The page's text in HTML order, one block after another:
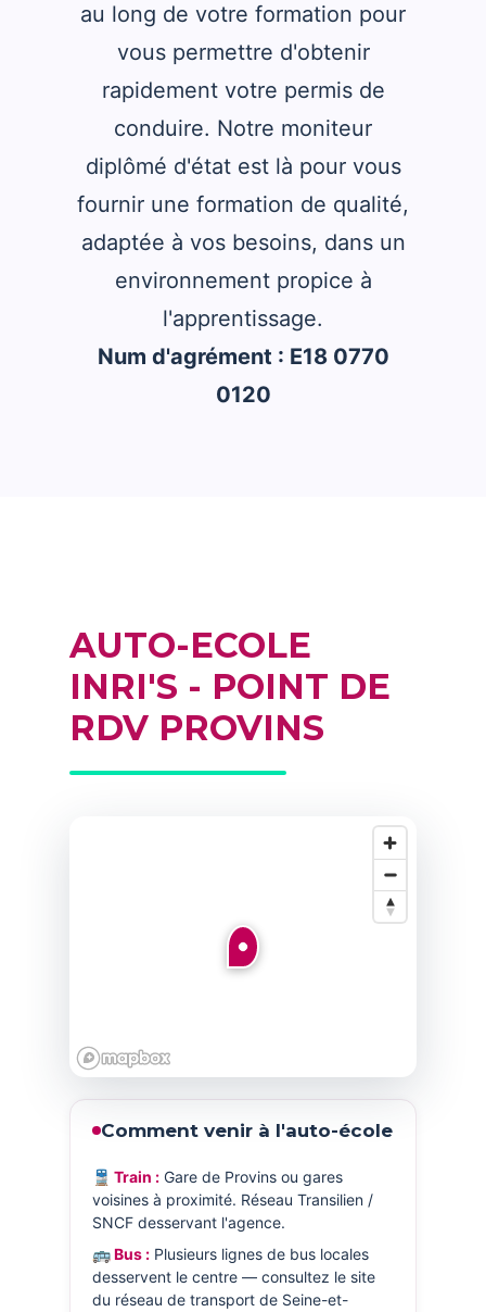
au long de votre formation pour
vous permettre d'obtenir
rapidement votre permis de
conduire. Notre moniteur
diplômé d'état est là pour vous
fournir une formation de qualité,
adaptée à vos besoins, dans un
environnement propice à
l'apprentissage.
Num d'agrément : E18 0770
0120
AUTO-ECOLE
INRI'S - POINT DE
RDV PROVINS
Comment venir à l'auto-école
🚆 Train :Gare de Provins ou gares
voisines à proximité. Réseau Transilien /
SNCF desservant l'agence.
🚌 Bus :Plusieurs lignes de bus locales
desservent le centre — consultez le site
du réseau de transport de Seine-et-